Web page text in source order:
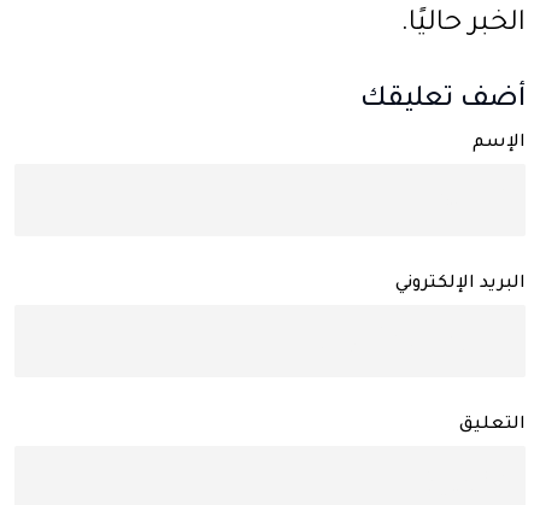
الخبر حاليًا.
أضف تعليقك
الإسم
البريد الإلكتروني
التعليق